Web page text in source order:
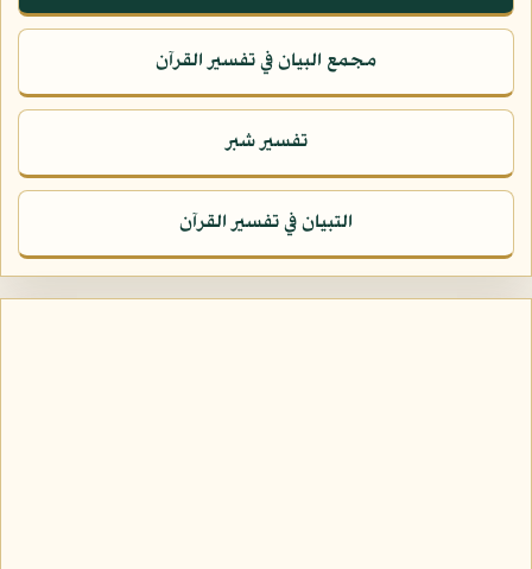
مجمع البيان في تفسير القرآن
تفسير شبر
التبيان في تفسير القرآن